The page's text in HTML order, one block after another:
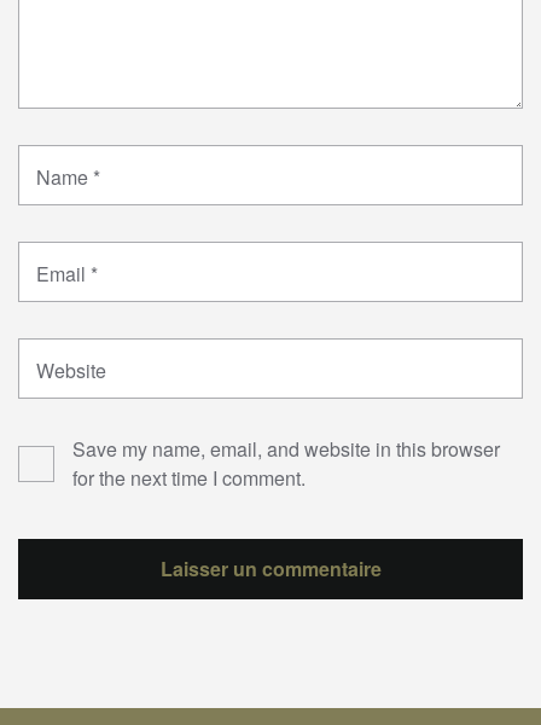
Name *
Email *
Website
Save my name, email, and website in this browser
for the next time I comment.